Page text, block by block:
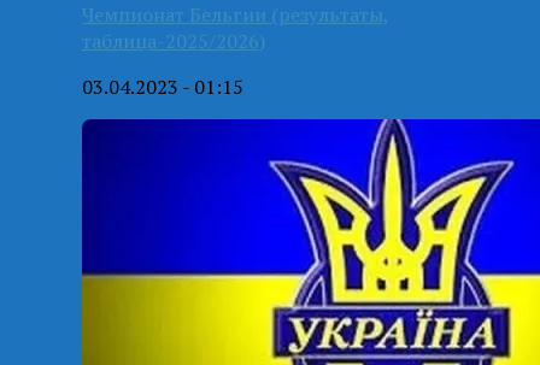
Чемпионат Бельгии (результаты,
таблица-2025/2026)
03.04.2023 - 01:15